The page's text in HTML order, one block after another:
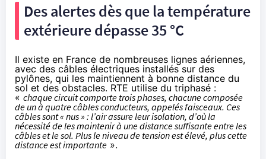
Des alertes dès que la température
extérieure dépasse 35 °C
Il existe en France de nombreuses lignes aériennes,
avec des câbles électriques installés sur des
pylônes, qui les maintiennent à bonne distance du
sol et des obstacles. RTE utilise du triphasé :
« chaque circuit comporte trois phases, chacune composée
de un à quatre câbles conducteurs, appelés faisceaux. Ces
câbles sont « nus » : l’air assure leur isolation, d’où la
nécessité de les maintenir à une distance suffisante entre les
câbles et le sol. Plus le niveau de tension est élevé, plus cette
distance est importante ».